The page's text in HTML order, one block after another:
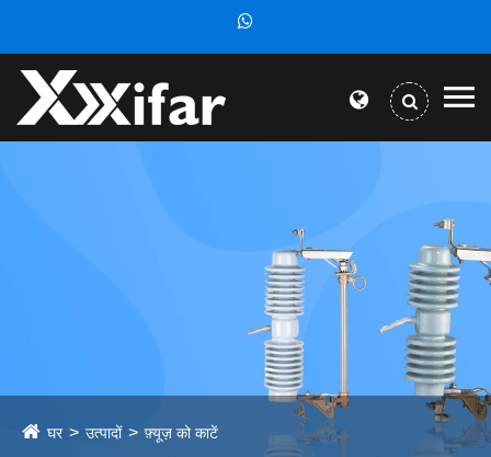
घर उत्पादों फ़्यूज़ को काटें